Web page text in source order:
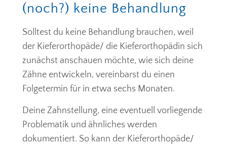
(noch?) keine Behandlung
Solltest du keine Behandlung brauchen, weil
der Kieferorthopäde/ die Kieferorthopädin sich
zunächst anschauen möchte, wie sich deine
Zähne entwickeln, vereinbarst du einen
Folgetermin für in etwa sechs Monaten.
Deine Zahnstellung, eine eventuell vorliegende
Problematik und ähnliches werden
dokumentiert. So kann der Kieferorthopäde/